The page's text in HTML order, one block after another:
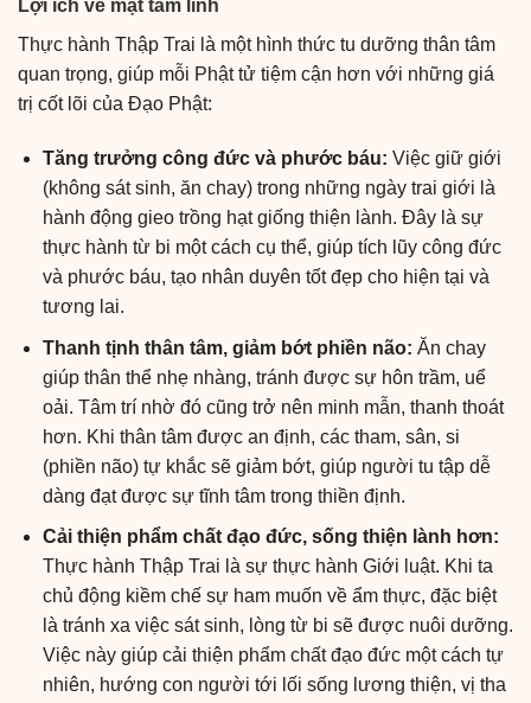
Lợi ích về mặt tâm linh
Thực hành Thập Trai là một hình thức tu dưỡng thân tâm
quan trọng, giúp mỗi Phật tử tiệm cận hơn với những giá
trị cốt lõi của Đạo Phật:
Tăng trưởng công đức và phước báu: Việc giữ giới
(không sát sinh, ăn chay) trong những ngày trai giới là
hành động gieo trồng hạt giống thiện lành. Đây là sự
thực hành từ bi một cách cụ thể, giúp tích lũy công đức
và phước báu, tạo nhân duyên tốt đẹp cho hiện tại và
tương lai.
Thanh tịnh thân tâm, giảm bớt phiền não: Ăn chay
giúp thân thể nhẹ nhàng, tránh được sự hôn trầm, uể
oải. Tâm trí nhờ đó cũng trở nên minh mẫn, thanh thoát
hơn. Khi thân tâm được an định, các tham, sân, si
(phiền não) tự khắc sẽ giảm bớt, giúp người tu tập dễ
dàng đạt được sự tĩnh tâm trong thiền định.
Cải thiện phẩm chất đạo đức, sống thiện lành hơn:
Thực hành Thập Trai là sự thực hành Giới luật. Khi ta
chủ động kiềm chế sự ham muốn về ẩm thực, đặc biệt
là tránh xa việc sát sinh, lòng từ bi sẽ được nuôi dưỡng.
Việc này giúp cải thiện phẩm chất đạo đức một cách tự
nhiên, hướng con người tới lối sống lương thiện, vị tha